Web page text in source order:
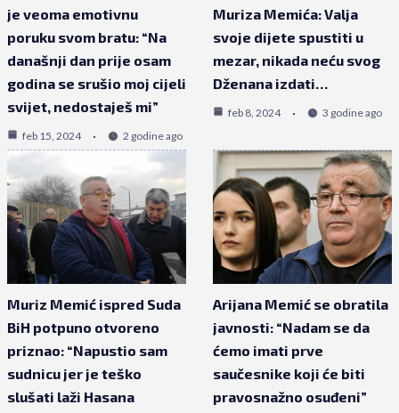
je veoma emotivnu
poruku svom bratu: “Na
današnji dan prije osam
godina se srušio moj cijeli
svijet, nedostaješ mi”
feb 15, 2024 2 godine ago
Muriza Memića: Valja
svoje dijete spustiti u
mezar, nikada neću svog
Dženana izdati…
feb 8, 2024 3 godine ago
Muriz Memić ispred Suda
BiH potpuno otvoreno
priznao: “Napustio sam
sudnicu jer je teško
slušati laži Hasana
Arijana Memić se obratila
javnosti: “Nadam se da
ćemo imati prve
saučesnike koji će biti
pravosnažno osuđeni”